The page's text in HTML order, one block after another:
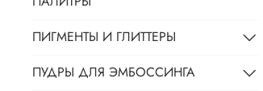
ПИГМЕНТЫ И ГЛИТТЕРЫ
ПУДРЫ ДЛЯ ЭМБОССИНГА